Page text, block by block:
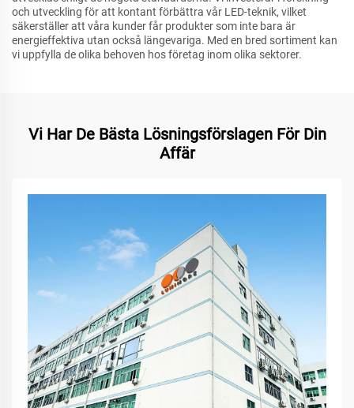
och utveckling för att kontant förbättra vår LED-teknik, vilket
säkerställer att våra kunder får produkter som inte bara är
energieffektiva utan också längevariga. Med en bred sortiment kan
vi uppfylla de olika behoven hos företag inom olika sektorer.
Vi Har De Bästa Lösningsförslagen För Din
Affär